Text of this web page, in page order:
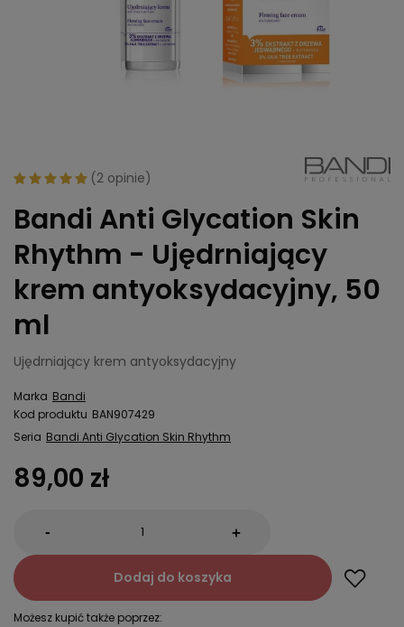
(2 opinie)
Bandi Anti Glycation Skin
Rhythm - Ujędrniający
krem antyoksydacyjny, 50
ml
Ujędrniający krem antyoksydacyjny
Marka Bandi
Kod produktu BAN907429
Seria Bandi Anti Glycation Skin Rhythm
89,00 zł
- +
Dodaj do koszyka
Możesz kupić także poprzez: